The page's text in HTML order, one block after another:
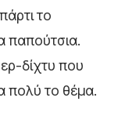
το
παπούτσια.
δίχτυ που
πολύ το θέμα.